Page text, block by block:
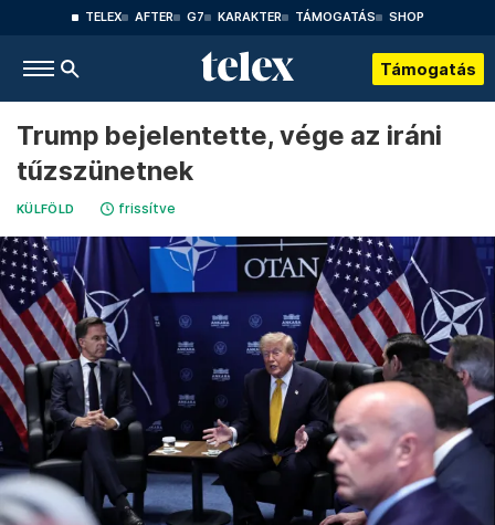
TELEX AFTER G7 KARAKTER TÁMOGATÁS SHOP
Támogatás
Trump bejelentette, vége az iráni
tűzszünetnek
KÜLFÖLD frissítve